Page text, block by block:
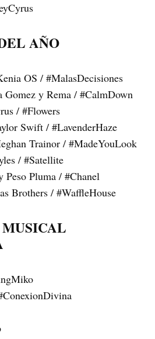
AÑO
OS / #MalasDecisiones
Gomez y Rema / #CalmDown
/ #Flowers
Swift / #LavenderHaze
Trainor / #MadeYouLook
/ #Satellite
Peso Pluma / #Chanel
Brothers / #WaffleHouse